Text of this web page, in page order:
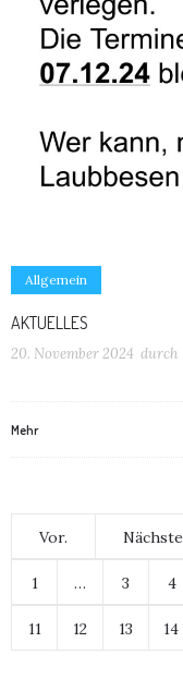
Allgemein
AKTUELLES
20. November 2024 durch
Mehr
Vor. Nächste
1 … 3 4
11 12 13 14